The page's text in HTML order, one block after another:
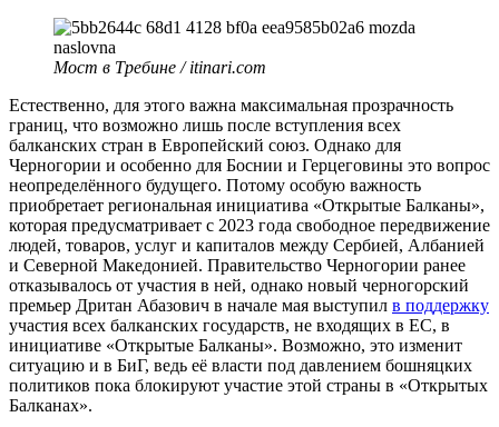
Мост в Требине / itinari.com
Естественно, для этого важна максимальная прозрачность
границ, что возможно лишь после вступления всех
балканских стран в Европейский союз. Однако для
Черногории и особенно для Боснии и Герцеговины это вопрос
неопределённого будущего. Потому особую важность
приобретает региональная инициатива «Открытые Балканы»,
которая предусматривает с 2023 года свободное передвижение
людей, товаров, услуг и капиталов между Сербией, Албанией
и Северной Македонией. Правительство Черногории ранее
отказывалось от участия в ней, однако новый черногорский
премьер Дритан Абазович в начале мая выступил в поддержку
участия всех балканских государств, не входящих в ЕС, в
инициативе «Открытые Балканы». Возможно, это изменит
ситуацию и в БиГ, ведь её власти под давлением бошняцких
политиков пока блокируют участие этой страны в «Открытых
Балканах».